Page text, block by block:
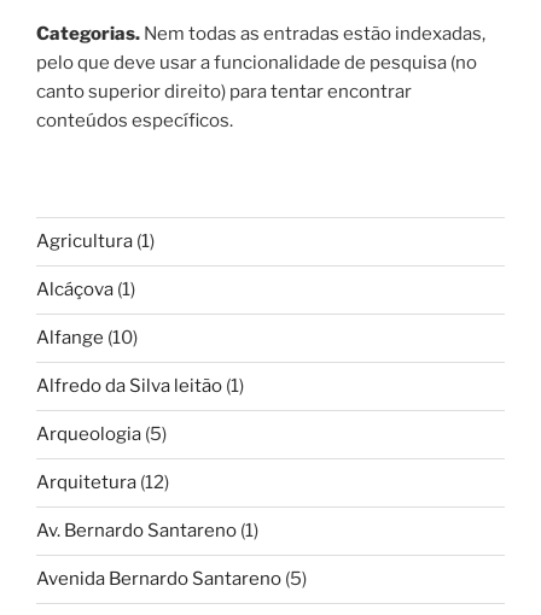
Categorias. Nem todas as entradas estão indexadas,
pelo que deve usar a funcionalidade de pesquisa (no
canto superior direito) para tentar encontrar
conteúdos específicos.
Agricultura (1)
Alcáçova (1)
Alfange (10)
Alfredo da Silva leitão (1)
Arqueologia (5)
Arquitetura (12)
Av. Bernardo Santareno (1)
Avenida Bernardo Santareno (5)